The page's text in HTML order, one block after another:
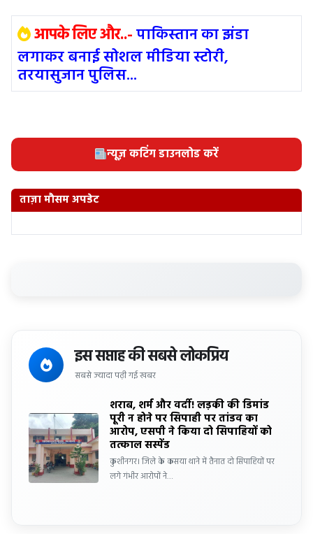
आपके लिए और..-पाकिस्तान का झंडा
लगाकर बनाई सोशल मीडिया स्टोरी,
तरयासुजान पुलिस...
न्यूज़ कटिंग डाउनलोड करें
ताज़ा मौसम अपडेट
इस सप्ताह की सबसे लोकप्रिय
सबसे ज्यादा पढ़ी गई खबर
शराब, शर्म और वर्दी! लड़की की डिमांड
पूरी न होने पर सिपाही पर तांडव का
आरोप, एसपी ने किया दो सिपाहियों को
तत्काल सस्पेंड
कुशीनगर। जिले के कसया थाने में तैनात दो सिपाहियों पर
लगे गंभीर आरोपों ने…